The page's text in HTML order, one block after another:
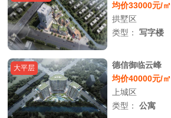
均价33000元/㎡
拱墅区
类型：写字楼
大平层
德信御临云峰
均价40000元/㎡
上城区
类型：公寓